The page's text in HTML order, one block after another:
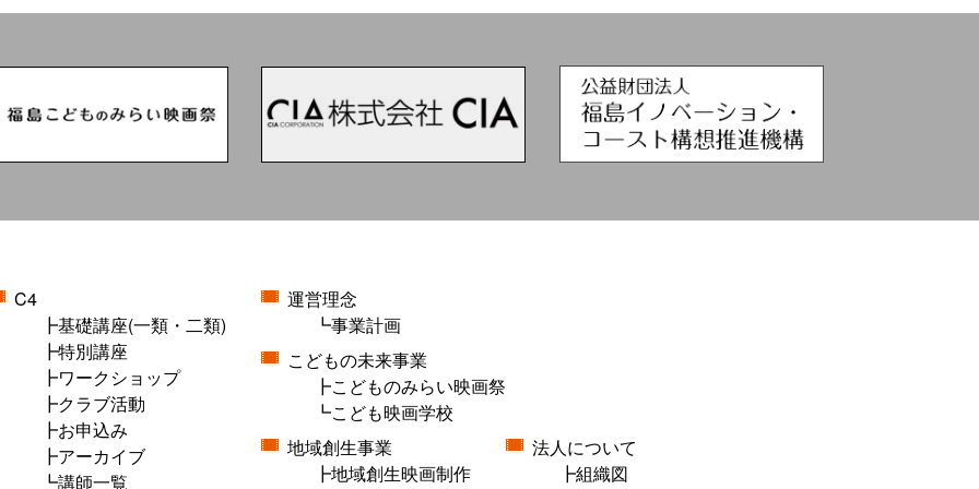
C4
基礎講座(一類・二類)
特別講座
ワークショップ
クラブ活動
お申込み
アーカイブ
講師一覧
運営理念
事業計画
こどもの未来事業
こどものみらい映画祭
こども映画学校
地域創生事業
地域創生映画制作
法人について
組織図